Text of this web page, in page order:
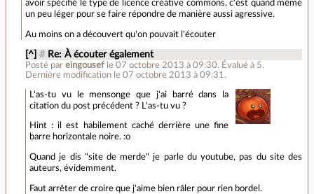
avoir spécifié le type de licence créative commons, c'est quand même
un peu léger pour se faire répondre de manière aussi agressive.
Au moins on a découvert qu'on pouvait l'écouter
[^] # Re: À écouter également
Posté pareingousef le 07 octobre 2013 à 09:30. Évalué à 5.
Dernière modification le 07 octobre 2013 à 09:31.
L'as-tu vu le mensonge que j'ai barré dans la
citation du post précédent ? L'as-tu vu ?
Hint : il est habilement caché derrière une fine
barre horizontale noire. :o
Quand je dis "site de merde" je parle du youtube, pas du site des
auteurs, évidemment.
Faut arrêter de croire que j'aime bien râler pour rien bordel.